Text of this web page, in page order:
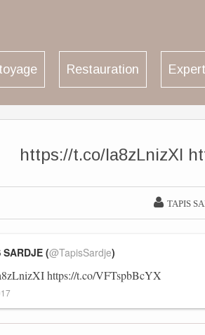
Restauration
https://t.co/Ia8zLnizXI
 TAPIS
https://t.co/VFTspbBcYX
SARDJE (@TapisSardje)